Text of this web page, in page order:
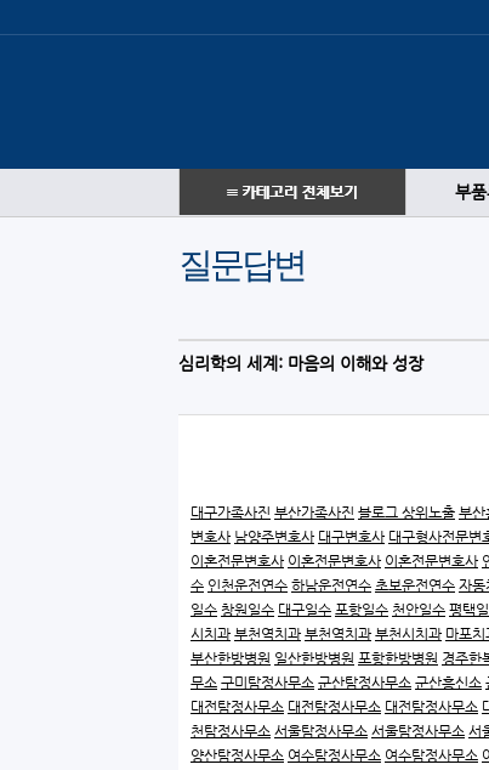
부
질문답변
심리학의 세계: 마음의 이해와 성장
대구가족사진 부산가족사진 블로그 상위노출 부산
변호사 남양주변호사 대구변호사 대구형사전문변
이혼전문변호사 이혼전문변호사 이혼전문변호사
수 인천운전연수 하남운전연수 초보운전연수 자동
일수 창원일수 대구일수 포항일수 천안일수 평택
시치과 부천역치과 부천역치과 부천시치과 마포치
부산한방병원 일산한방병원 포항한방병원 경주한
무소 구미탐정사무소 군산탐정사무소 군산흥신소
대전탐정사무소 대전탐정사무소 대전탐정사무소
천탐정사무소 서울탐정사무소 서울탐정사무소 서
양산탐정사무소 여수탐정사무소 여수탐정사무소